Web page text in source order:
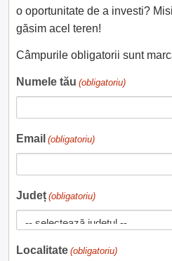
o oportunitate de a investi?
găsim acel teren!
Câmpurile obligatorii sunt
Numele tău (obligatoriu)
Email (obligatoriu)
Județ (obligatoriu)
Localitate (obligatoriu)